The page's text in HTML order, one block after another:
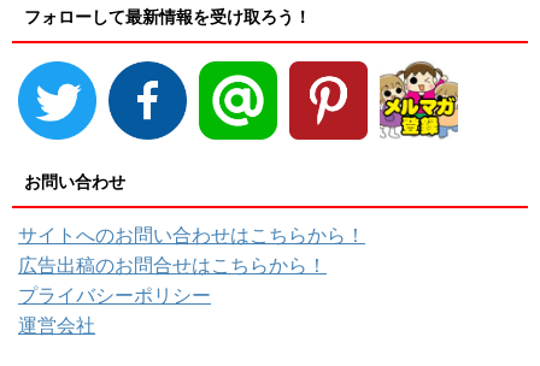
フォローして最新情報を受け取ろう！
お問い合わせ
サイトへのお問い合わせはこちらから！
広告出稿のお問合せはこちらから！
プライバシーポリシー
運営会社